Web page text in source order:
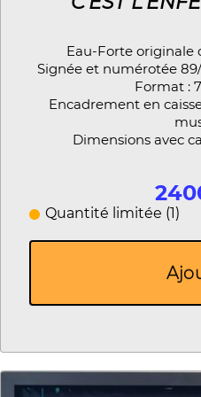
Eau-Forte originale
Signée et numérotée
Format :
Encadrement en
Dimensions avec
Quantité limitée (1)